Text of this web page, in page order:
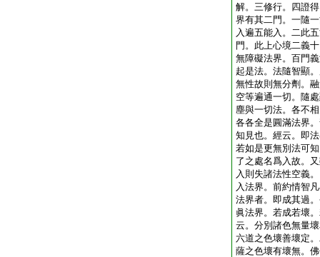
解。三修行。四證
界有其二門。一隨
入遍五能入。二此
門。此上心境二義
無障礙法界。百門
起是法。法隨智顯
無性故則無分劑。
空等遍通一切。隨
塵與一切法。各不
各各全是圓滿法界
知見也。經云。即
若如是更無別法可
了之處名爲入故。
入則失諸法性空義
入法界。前約情智
法界者。即成其過
眞法界。若成若壞
云。分別諸色無量
六道之色壞善壞定
薩之色壞有壞無。